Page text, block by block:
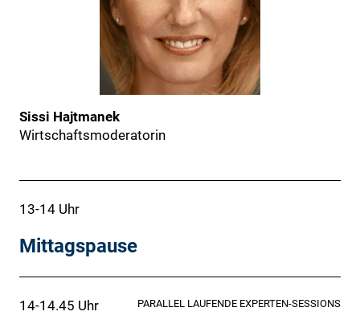
Sissi Hajtmanek
Wirtschaftsmoderatorin
13-14 Uhr
Mittagspause
14-14.45 Uhr PARALLEL LAUFENDE EXPERTEN-SESSIONS